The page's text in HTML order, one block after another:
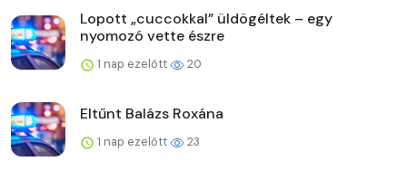
Lopott „cuccokkal” üldögéltek – egy
nyomozó vette észre
1 nap ezelőtt 20
Eltűnt Balázs Roxána
1 nap ezelőtt 23